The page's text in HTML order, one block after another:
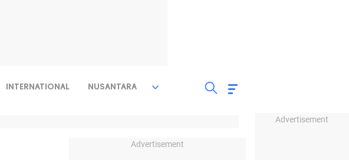
Advertisement
INTERNATIONAL NUSANTARA
Advertisement